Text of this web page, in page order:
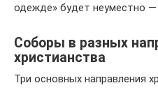
одежде» будет неуместно —
Соборы в разных
христианства
Три основных направления